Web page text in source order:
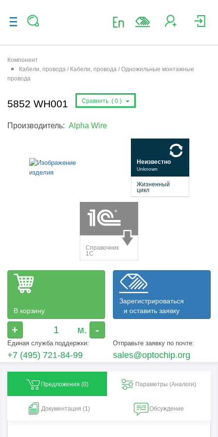
Компонент
Кабели, провода / Кабели, провода / Одножильные монтажные
провода
5852 WH001 Сравнить ( 0 )
Производитель: Alpha Wire
В корзину
+ -
Зарегистрироваться
и оставить заявку
Единая служба поддержки:
+7 (495) 721-84-99
Отправьте заявку по почте:
sales@optochip.org
Предложения (0) Параметры (Aналоги)
Документация (1) Обсуждение